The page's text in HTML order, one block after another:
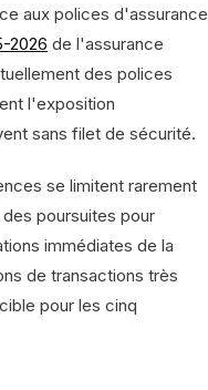
aux polices d'assurance
2026 de l'assurance
des polices
l'exposition
sans filet de sécurité.
se limitent rarement
poursuites pour
immédiates de la
de transactions très
pour les cinq